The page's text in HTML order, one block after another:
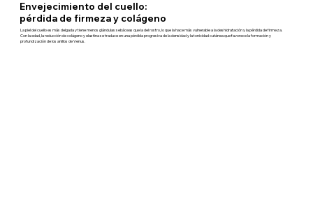
Envejecimiento del cuello:
pérdida de firmeza y colágeno
La piel del cuello es más delgada y tiene menos glándulas sebáceas que la del rostro, lo que la hace más vulnerable a la deshidratación y la pérdida de firmeza.
Con la edad, la reducción de colágeno y elastina se traduce en una pérdida progresiva de la densidad y la tonicidad cutánea que favorece la formación y
profundización de los anillos de Venus.